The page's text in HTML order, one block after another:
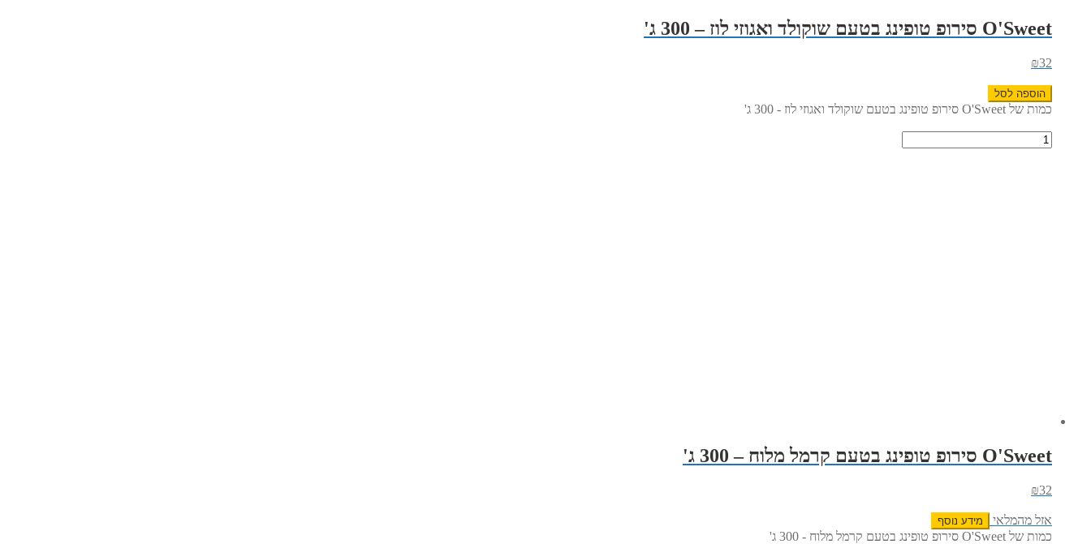
O'Sweet סירופ טופינג בטעם שוקולד ואגוזי לוז – 300 ג'
₪32
הוספה לסל
כמות של O'Sweet סירופ טופינג בטעם שוקולד ואגוזי לוז - 300 ג'
O'Sweet סירופ טופינג בטעם קרמל מלוח – 300 ג'
₪32
אזל מהמלאי מידע נוסף
כמות של O'Sweet סירופ טופינג בטעם קרמל מלוח - 300 ג'